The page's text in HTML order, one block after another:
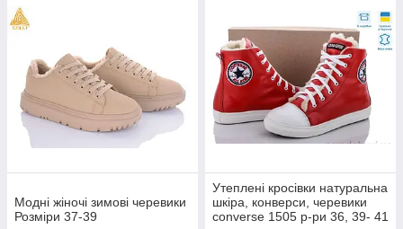
Модні жіночі зимові черевики
Розміри 37-39
Утеплені кросівки натуральна
шкіра, конверси, черевики
converse 1505 р-ри 36, 39- 41